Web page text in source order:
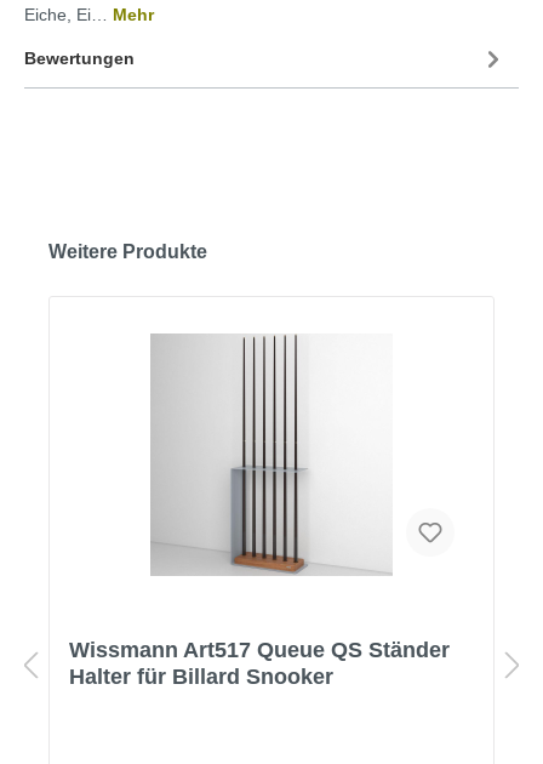
Eiche, Ei… Mehr
Bewertungen
Weitere Produkte
Wissmann Art517 Queue QS Ständer
Halter für Billard Snooker